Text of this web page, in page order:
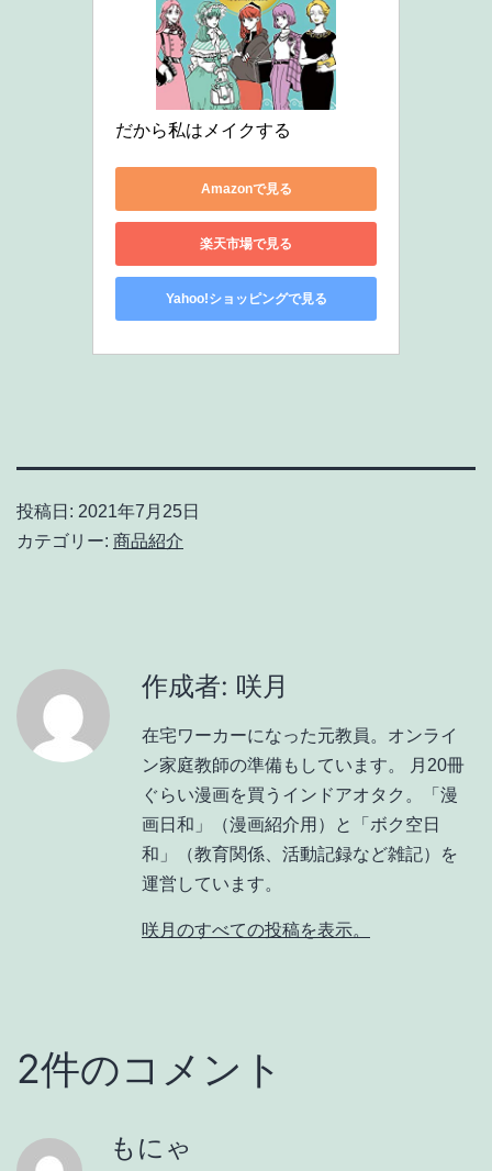
だから私はメイクする
Amazonで見る
楽天市場で見る
Yahoo!ショッピングで見る
投稿日: 2021年7月25日
カテゴリー: 商品紹介
作成者: 咲月
在宅ワーカーになった元教員。オンライ
ン家庭教師の準備もしています。 月20冊
ぐらい漫画を買うインドアオタク。「漫
画日和」（漫画紹介用）と「ボク空日
和」（教育関係、活動記録など雑記）を
運営しています。
咲月のすべての投稿を表示。
2件のコメント
もにゃ